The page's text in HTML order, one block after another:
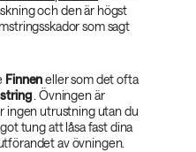
och den är högst
som sagt
Finnen‌eller som det ofta
. Övningen är
ingen utrustning utan du
tung att låsa fast dina
av övningen.